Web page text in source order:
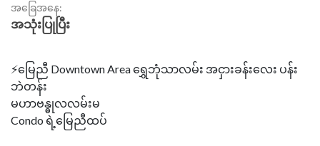
အခြေအနေ:
အသုံးပြုပြီး
⚡မြေညီ Downtown Area ရွှေဘုံသာလမ်း အငှားခန်းလေး ပန်း
ဘဲတန်း
မဟာဗန္ဓုလလမ်းမ
Condo ရဲ့မြေညီထပ်